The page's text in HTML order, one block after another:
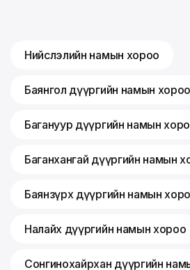
Нийслэлийн намын хороо
Баянгол дүүргийн намын хороо
Багануур дүүргийн намын
Баганхангай дүүргийн намын
Баянзүрх дүүргийн намын
Налайх дүүргийн намын хороо
Сонгинохайрхан дүүргийн